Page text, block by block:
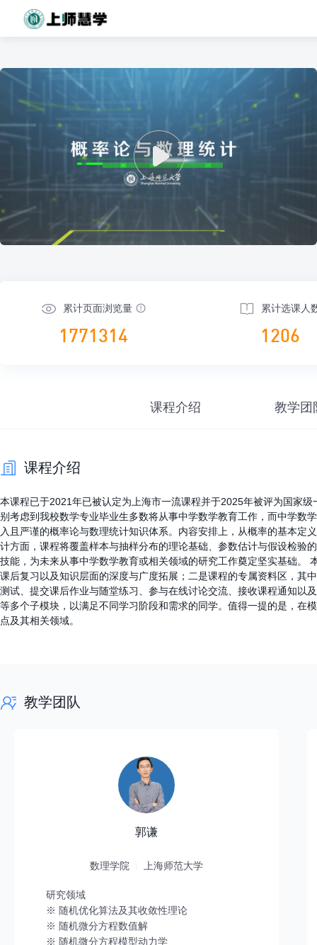
累计页面浏览量
1771314
累计选课人
1206
课程介绍 教学团
课程介绍
本课程已于2021年已被认定为上海市一流课程并于2025年被评为国家
别考虑到我校数学专业毕业生多数将从事中学数学教育工作，而中学数
入且严谨的概率论与数理统计知识体系。内容安排上，从概率的基本
计方面，课程将覆盖样本与抽样分布的理论基础、参数估计与假设检验
技能，为未来从事中学数学教育或相关领域的研究工作奠定坚实基础。
课后复习以及知识层面的深度与广度拓展；二是课程的专属资料区，其
测试、提交课后作业与随堂练习、参与在线讨论交流、接收课程通知以
等多个子模块，以满足不同学习阶段和需求的同学。值得一提的是，在
点及其相关领域。
教学团队
郭谦
数理学院 上海师范大学
研究领域
※ 随机优化算法及其收敛性理论
※ 随机微分方程数值解
※ 随机微分方程模型动力学